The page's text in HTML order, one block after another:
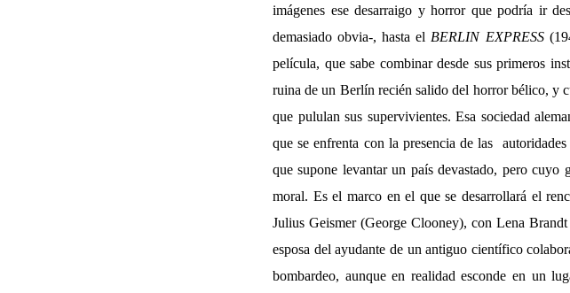
imágenes ese desarraigo y horror que podría ir
demasiado obvia-, hasta el BERLIN EXPRESS
película, que sabe combinar desde sus primeros
ruina de un Berlín recién salido del horror bélico, y
que pululan sus supervivientes. Esa sociedad
que se enfrenta con la presencia de las
que supone levantar un país devastado, pero cuyo
moral. Es el marco en el que se desarrollará el
Julius Geismer (George Clooney), con Lena
esposa del ayudante de un antiguo científico
bombardeo, aunque en realidad esconde en un